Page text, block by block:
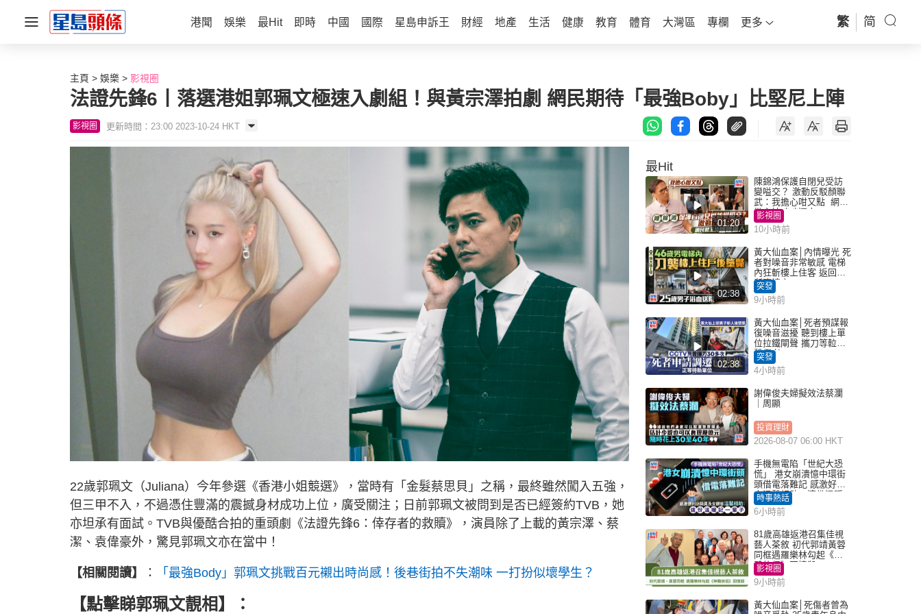
港聞 娛樂 最Hit 即時 中國 國際 星島申訴王 財經 地產 生活 健康 教育 體育 大灣區 專欄 更多 繁 简
主頁 娛樂 影視圈
法證先鋒6丨落選港姐郭珮文極速入劇組！與黃宗澤拍劇 網民期待「最強Boby」比堅尼上陣
影視圈 更新時間：23:00 2023-10-24 HKT
22歲郭珮文（Juliana）今年參選《香港小姐競選》，當時有「金髮蔡思貝」之稱，最終雖然闖入五強，
但三甲不入，不過憑住豐滿的震撼身材成功上位，廣受關注；日前郭珮文被問到是否已經簽約TVB，她
亦坦承有面試。TVB與優酷合拍的重頭劇《法證先鋒6：倖存者的救贖》，演員除了上載的黃宗澤、蔡
潔、袁偉豪外，驚見郭珮文亦在當中！
【相關閱讀】 ： 「最強Body」郭珮文挑戰百元襯出時尚感！後巷街拍不失潮味 一打扮似壞學生？
【點擊睇郭珮文靚相】：
最Hit
01:20
陳錦鴻保護自閉兒受訪
變嗌交？ 激動反駁顏聯
武：我擔心咁又點 網民
批主持咄咄逼人
影視圈
10小時前
02:38
黃大仙血案│內情曝光 死
者對噪音非常敏感 電梯
內狂斬樓上住客 返回住
所墮樓亡
突發
9小時前
02:38
黃大仙血案│死者預謀報
復噪音滋擾 聽到樓上單
位拉鐵閘聲 攜刀等𨋢伏
擊傷者
突發
4小時前
謝偉俊夫婦擬效法蔡瀾
｜周顯
投資理財
2026-08-07 06:00 HKT
手機無電陷「世紀大恐
慌」 港女崩潰憶中環街
頭借電落難記 感激好心
人溫馨相助：這份溫暖
記一輩子｜Juicy叮
時事熱話
6小時前
81歲高雄返港召集佳視
藝人茶敘 初代郭靖黃蓉
同框遇羅樂林勾起《神
鵰俠侶》回憶殺
影視圈
9小時前
黃大仙血案│死傷者曾為